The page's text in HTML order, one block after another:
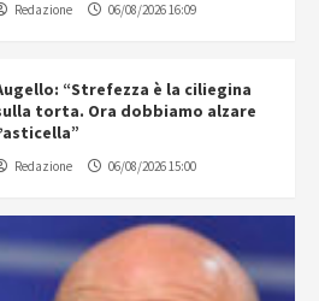
Redazione 06/08/2026 16:09
“Strefezza è la ciliegina
torta. Ora dobbiamo alzare
Redazione 06/08/2026 15:00